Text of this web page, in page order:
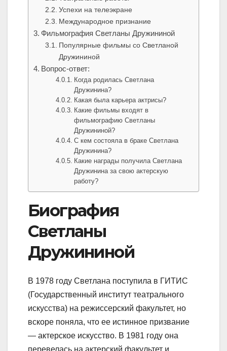
Успехи на телеэкране
Международное признание
Фильмография Светланы Дружининой
Популярные фильмы со Светланой
Дружининой
Вопрос-ответ:
Когда родилась Светлана
Дружинина?
Какая была карьера актрисы?
Какие фильмы входят в
фильмографию Светланы
Дружининой?
С кем состояла в браке Светлана
Дружинина?
Какие награды получила Светлана
Дружинина за свою актерскую
работу?
Биография
Светланы
Дружининой
В 1978 году Светлана поступила в ГИТИС
(Государственный институт театрального
искусства) на режиссерский факультет, но
вскоре поняла, что ее истинное призвание
— актерское искусство. В 1981 году она
перевелась на актерский факультет и